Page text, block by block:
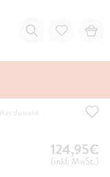
124,95€
(inkl. MwSt.)